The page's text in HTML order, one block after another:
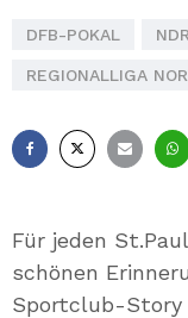
DFB-POKAL
REGIONALLIGA
Für jeden
schönen
Sportclub-Story